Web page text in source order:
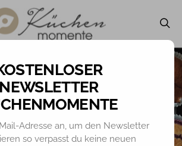
MUFFINS / CUPCAKES
NEWSLETTER
Adresse an, um den Newsletter
so verpasst du keine neuen